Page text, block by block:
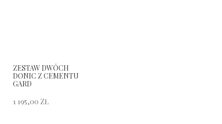
ZESTAW DWÓCH
DONIC Z CEMENTU
GARD
1 195,00 ZŁ